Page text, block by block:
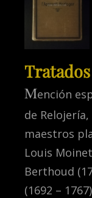
Mención
de
maestros
Louis
Berthoud
(1692 –